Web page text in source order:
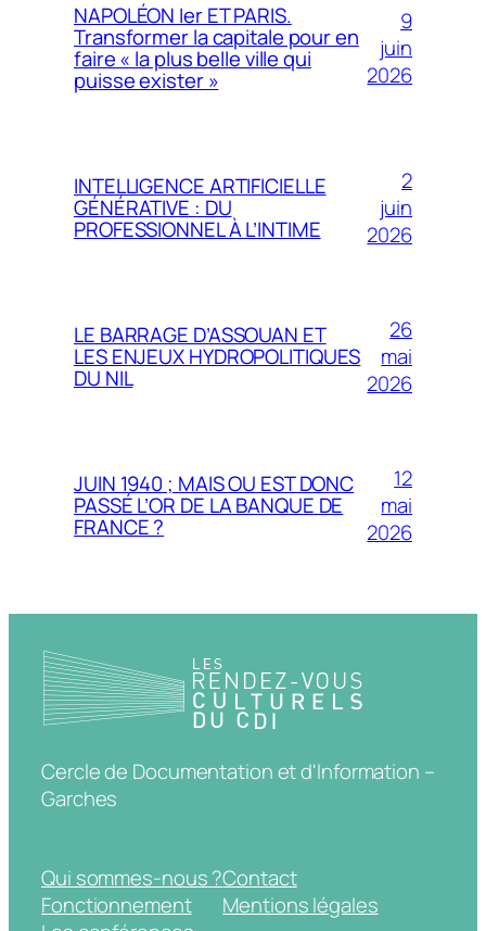
NAPOLÉON Ier ET PARIS.
Transformer la capitale pour en
faire « la plus belle ville qui
puisse exister »
9
juin
2026
INTELLIGENCE ARTIFICIELLE
GÉNÉRATIVE : DU
PROFESSIONNEL À L’INTIME
2
juin
2026
LE BARRAGE D’ASSOUAN ET
LES ENJEUX HYDROPOLITIQUES
DU NIL
26
mai
2026
JUIN 1940 ; MAIS OU EST DONC
PASSÉ L’OR DE LA BANQUE DE
FRANCE ?
12
mai
2026
Cercle de Documentation et d'Information –
Garches
Qui sommes-nous ?
Fonctionnement
Contact
Mentions légales